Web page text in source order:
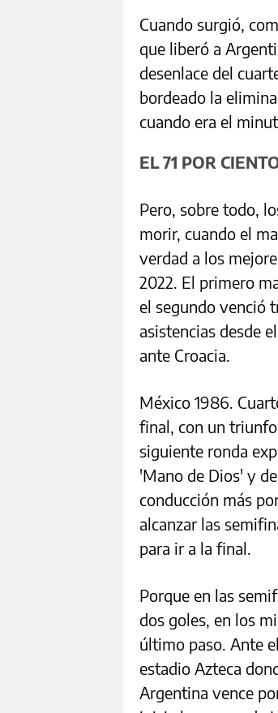
Cuando surgió,
que liberó a
desenlace del
bordeado la
cuando era el
EL 71 POR
Pero, sobre todo,
morir, cuando el
verdad a los
2022. El primero
el segundo venció
asistencias desde
ante Croacia.
México 1986.
final, con un
siguiente ronda
'Mano de Dios' y
conducción más
alcanzar las
para ir a la final.
Porque en las
dos goles, en los
último paso. Ante
estadio Azteca
Argentina vence